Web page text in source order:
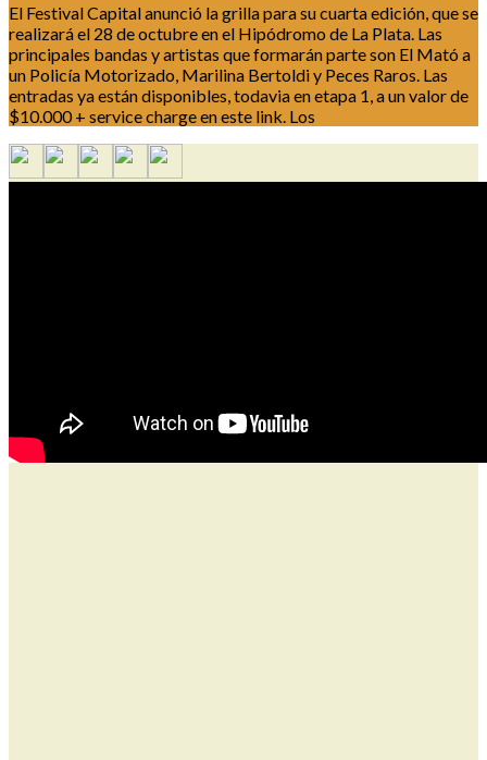
El Festival Capital anunció la grilla para su cuarta edición, que se
realizará el 28 de octubre en el Hipódromo de La Plata. Las
principales bandas y artistas que formarán parte son El Mató a
un Policía Motorizado, Marilina Bertoldi y Peces Raros. Las
entradas ya están disponibles, todavia en etapa 1, a un valor de
$10.000 + service charge en este link. Los